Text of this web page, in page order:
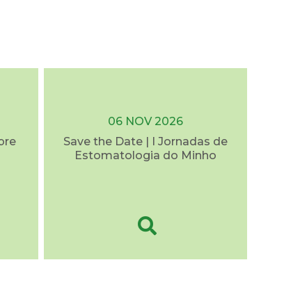
06 NOV 2026
Save the Date | I Jornadas de
Estomatologia do Minho